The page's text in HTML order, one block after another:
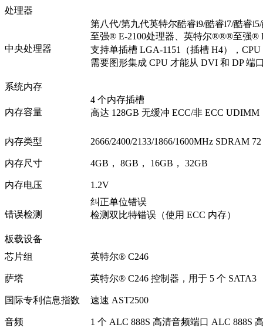
处理器
中央处理器
第八代/第九代英特尔酷睿i9/酷睿i7/酷
至强® E-2100处理器、英特尔®®®至强®
支持单插槽 LGA-1151（插槽 H4），
需要图形集成 CPU 才能从 DVI 和 DP 端
系统内存
内存容量
4 个内存插槽
高达 128GB 无缓冲 ECC/非 ECC UDIMM
内存类型 2666/2400/2133/1866/1600MHz SDRAM
内存尺寸 4GB， 8GB， 16GB， 32GB
内存电压 1.2V
错误检测
纠正单位错误
检测双比特错误（使用 ECC 内存）
板载设备
芯片组
英特尔® C246
萨塔 英特尔® C246 控制器，用于 5 个 SATA3
国际专利信息指数 速速 AST2500
音频 1 个 ALC 888S 高清音频端口 ALC 888S